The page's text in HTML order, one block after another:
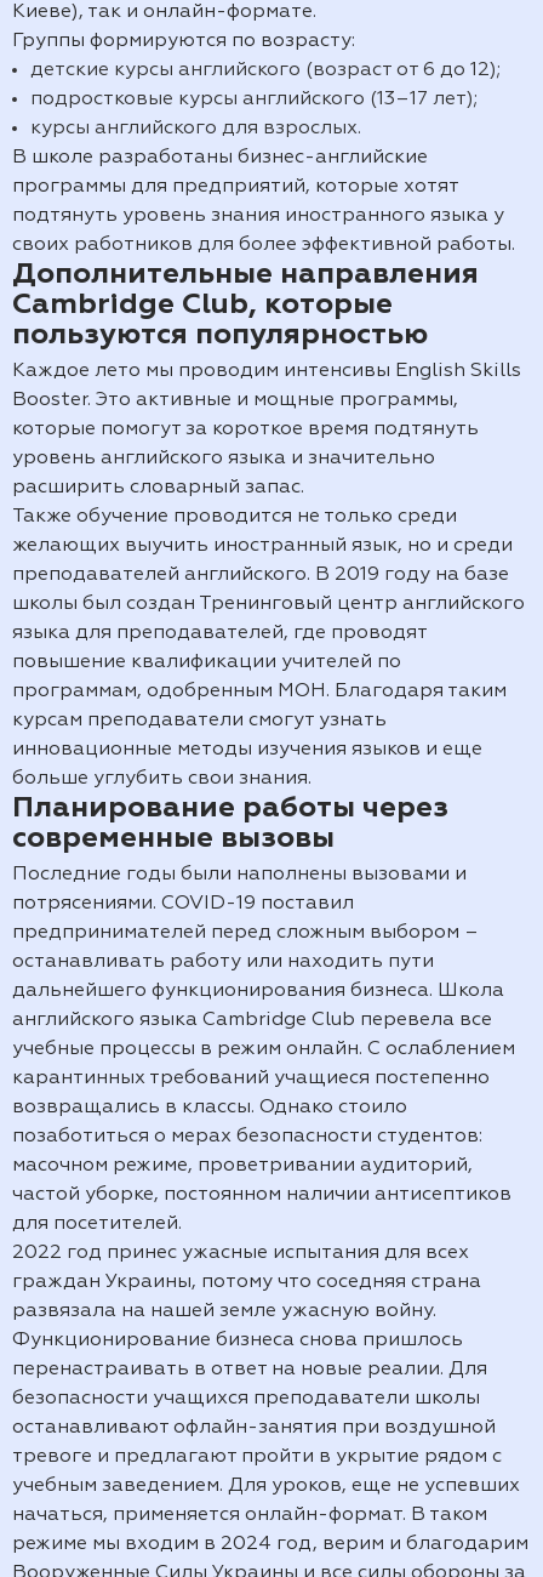
Киеве), так и онлайн-формате.
Группы формируются по возрасту:
детские курсы английского (возраст от 6 до 12);
подростковые курсы английского (13–17 лет);
курсы английского для взрослых.
В школе разработаны бизнес-английские
программы для предприятий, которые хотят
подтянуть уровень знания иностранного языка у
своих работников для более эффективной работы.
Дополнительные направления
Cambridge Club, которые
пользуются популярностью
Каждое лето мы проводим интенсивы English Skills
Booster. Это активные и мощные программы,
которые помогут за короткое время подтянуть
уровень английского языка и значительно
расширить словарный запас.
Также обучение проводится не только среди
желающих выучить иностранный язык, но и среди
преподавателей английского. В 2019 году на базе
школы был создан Тренинговый центр английского
языка для преподавателей, где проводят
повышение квалификации учителей по
программам, одобренным МОН. Благодаря таким
курсам преподаватели смогут узнать
инновационные методы изучения языков и еще
больше углубить свои знания.
Планирование работы через
современные вызовы
Последние годы были наполнены вызовами и
потрясениями. COVID-19 поставил
предпринимателей перед сложным выбором –
останавливать работу или находить пути
дальнейшего функционирования бизнеса. Школа
английского языка Cambridge Club перевела все
учебные процессы в режим онлайн. С ослаблением
карантинных требований учащиеся постепенно
возвращались в классы. Однако стоило
позаботиться о мерах безопасности студентов:
масочном режиме, проветривании аудиторий,
частой уборке, постоянном наличии антисептиков
для посетителей.
2022 год принес ужасные испытания для всех
граждан Украины, потому что соседняя страна
развязала на нашей земле ужасную войну.
Функционирование бизнеса снова пришлось
перенастраивать в ответ на новые реалии. Для
безопасности учащихся преподаватели школы
останавливают офлайн-занятия при воздушной
тревоге и предлагают пройти в укрытие рядом с
учебным заведением. Для уроков, еще не успевших
начаться, применяется онлайн-формат. В таком
режиме мы входим в 2024 год, верим и благодарим
Вооруженные Силы Украины и все силы обороны за